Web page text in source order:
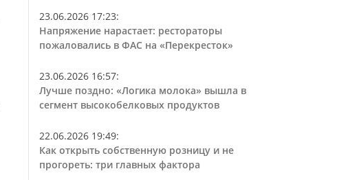
23.06.2026 17:23:
Напряжение нарастает: рестораторы
пожаловались в ФАС на «Перекресток»
23.06.2026 16:57:
Лучше поздно: «Логика молока» вышла в
сегмент высокобелковых продуктов
22.06.2026 19:49:
Как открыть собственную розницу и не
прогореть: три главных фактора